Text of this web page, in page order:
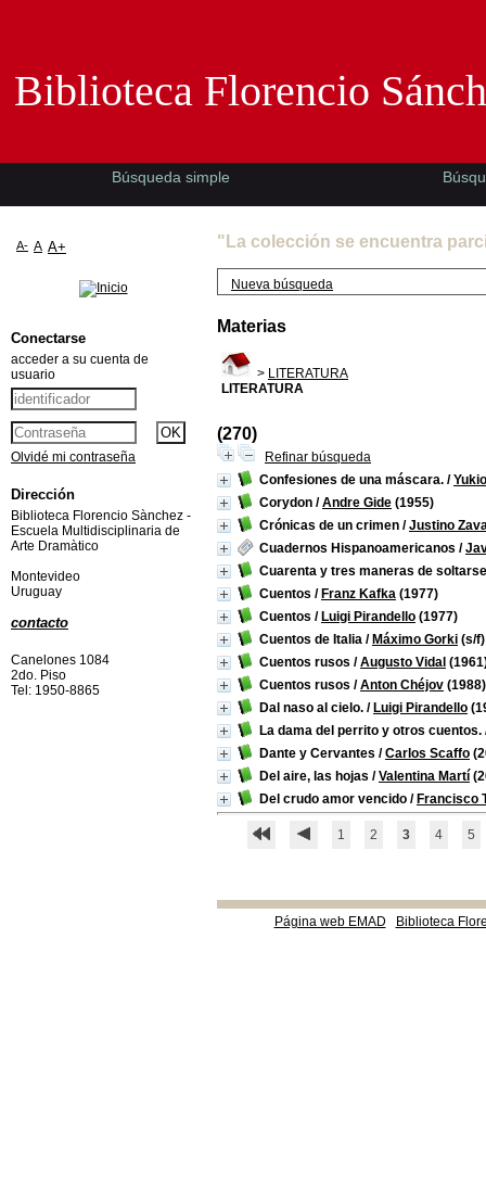
"La colección se encuentra
Nueva búsqueda
Materias
> LITERATURA
LITERATURA
(270)
Refinar búsqueda
Confesiones de una máscara. /
Corydon /Andre Gide (1955)
Crónicas de un crimen /Justino
Cuadernos Hispanoamericanos /
Cuarenta y tres maneras de
Cuentos / Franz Kafka (1977)
Cuentos / Luigi Pirandello (1977)
Cuentos de Italia / Máximo Gorki (s/f)
Cuentos rusos /Augusto Vidal
Cuentos rusos /Anton Chéjov (1988)
Dal naso al cielo. / Luigi Pirandello
La dama del perrito y otros cuentos.
Dante y Cervantes /Carlos Scaffo
Del aire, las hojas /Valentina Martí
Del crudo amor vencido / Francisco
1 2 3 4 5
Página web EMAD Biblioteca
Biblioteca Florencio
Búsqueda simple
A- A A+
Conectarse
acceder a su cuenta de
usuario
Olvidé mi contraseña
Dirección
Biblioteca Florencio Sànchez -
Escuela Multidisciplinaria de
Arte Dramàtico
Montevideo
Uruguay
contacto
Canelones 1084
2do. Piso
Tel: 1950-8865